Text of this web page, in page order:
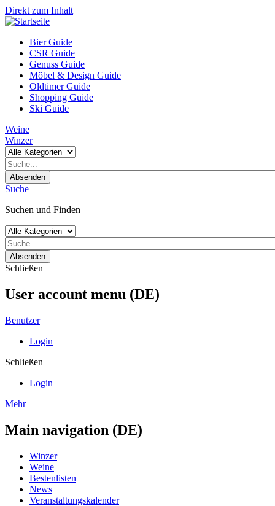
Direkt zum Inhalt
Bier Guide
CSR Guide
Genuss Guide
Möbel & Design Guide
Oldtimer Guide
Shopping Guide
Ski Guide
Weine
Winzer
Absenden
Suche
Suchen und Finden
Absenden
Schließen
User account menu (DE)
Benutzer
Login
Schließen
Login
Mehr
Main navigation (DE)
Winzer
Weine
Bestenlisten
News
Veranstaltungskalender